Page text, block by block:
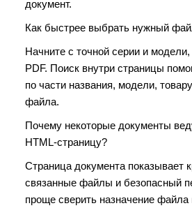
документ.
Как быстрее выбрать нужный
Начните с точной серии и модели,
PDF. Поиск внутри страницы
по части названия, модели,
файла.
Почему некоторые документы
HTML-страницу?
Страница документа показывает
связанные файлы и безопасный
проще сверить назначение файла